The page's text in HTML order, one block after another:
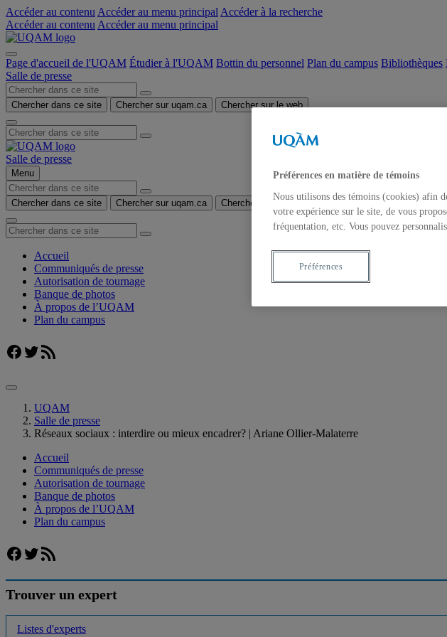
Accéder au contenu Accéder au menu principal Accéder à la recherche
Accéder au contenu Accéder au menu principal
Page d'accueil de l'UQAM Étudier à l'UQAM Bottin du personnel Plan du campus Bibliothèques
Salle de presse
Chercher dans ce site Chercher sur uqam.ca Chercher sur le web
Salle de presse
Menu
Chercher dans ce site Chercher sur uqam.ca Chercher sur le web
Accueil
Communiqués de presse
Autorisation de tournage
Banque de photos
À propos de l’UQAM
Plan du campus
Facebook
Twitter
Flux RSS
UQAM
Salle de presse
Réseaux sociaux : interdire ou mieux encadrer? | Ariane Ollier-Malaterre
Accueil
Communiqués de presse
Autorisation de tournage
Banque de photos
À propos de l’UQAM
Plan du campus
Facebook
Twitter
Flux RSS
Trouver un expert
Listes d'experts
Préférences en matière de témoins
Nous utilisons des témoins (cookies) afin
votre expérience sur le site, de vous
fréquentation, etc. Vous pouvez
Préférences